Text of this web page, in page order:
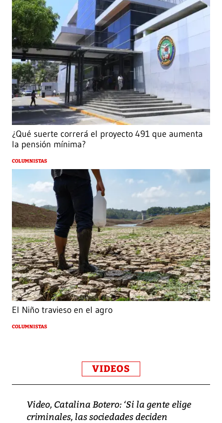
¿Qué suerte correrá el proyecto 491 que aumenta
la pensión mínima?
COLUMNISTAS
El Niño travieso en el agro
COLUMNISTAS
VIDEOS
Video, Catalina Botero: ‘Si la gente elige
criminales, las sociedades deciden